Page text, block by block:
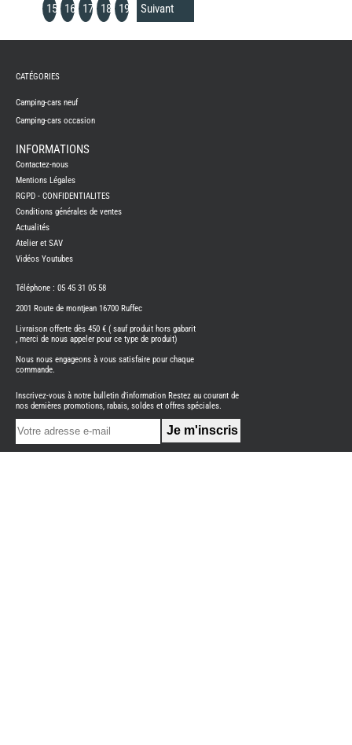
15
16 17 18 19 Suivant
CAMPING-
NEUFS
CAMPING-
CAMPING-
BENIMAR
CAMPING-
CARADO
CAMPING-
ITINEO
CAMPING-
OCCASION
CARADO
NEUFS
FOURGON
BENIMAR
FOURGON
CATÉGORIES
Camping-cars neuf
Camping-cars occasion
INFORMATIONS
Contactez-nous
Mentions Légales
RGPD - CONFIDENTIALITES
Conditions générales de ventes
Actualités
Atelier et SAV
Vidéos Youtubes
Téléphone : 05 45 31 05 58
2001 Route de montjean 16700 Ruffec
Livraison offerte dès 450 € ( sauf produit hors gabarit
, merci de nous appeler pour ce type de produit)
Nous nous engageons à vous satisfaire pour chaque
commande.
Inscrivez-vous à notre bulletin d'information Restez au courant de
nos dernières promotions, rabais, soldes et offres spéciales.